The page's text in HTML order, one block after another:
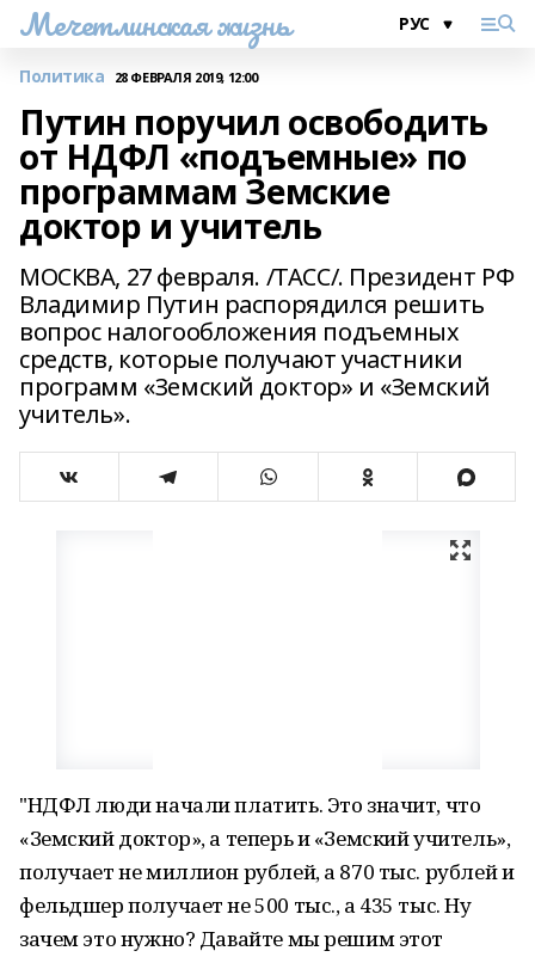
Мечетлинская жизнь
Политика 28 ФЕВРАЛЯ 2019, 12:00
Путин поручил освободить
от НДФЛ «подъемные» по
программам Земские
доктор и учитель
МОСКВА, 27 февраля. /ТАСС/. Президент РФ
Владимир Путин распорядился решить
вопрос налогообложения подъемных
средств, которые получают участники
программ «Земский доктор» и «Земский
учитель».
"НДФЛ люди начали платить. Это значит, что
«Земский доктор», а теперь и «Земский учитель»,
получает не миллион рублей, а 870 тыс. рублей и
фельдшер получает не 500 тыс., а 435 тыс. Ну
зачем это нужно? Давайте мы решим этот